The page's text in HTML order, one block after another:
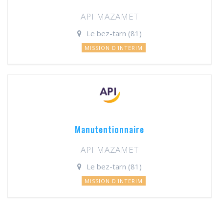
API MAZAMET
Le bez-tarn (81)
MISSION D'INTERIM
Manutentionnaire
API MAZAMET
Le bez-tarn (81)
MISSION D'INTERIM